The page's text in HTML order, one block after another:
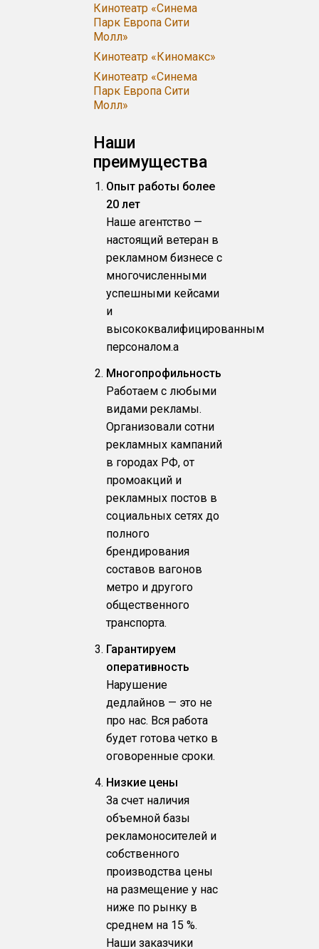
Кинотеатр «Синема
Парк Европа Сити
Молл»
Кинотеатр «Киномакс»
Кинотеатр «Синема
Парк Европа Сити
Молл»
Наши
преимущества
Опыт работы более
20 лет
Наше агентство —
настоящий ветеран в
рекламном бизнесе с
многочисленными
успешными кейсами
и
высококвалифицированным
персоналом.a
Многопрофильность
Работаем с любыми
видами рекламы.
Организовали сотни
рекламных кампаний
в городах РФ, от
промоакций и
рекламных постов в
социальных сетях до
полного
брендирования
составов вагонов
метро и другого
общественного
транспорта.
Гарантируем
оперативность
Нарушение
дедлайнов — это не
про нас. Вся работа
будет готова четко в
оговоренные сроки.
Низкие цены
За счет наличия
объемной базы
рекламоносителей и
собственного
производства цены
на размещение у нас
ниже по рынку в
среднем на 15 %.
Наши заказчики